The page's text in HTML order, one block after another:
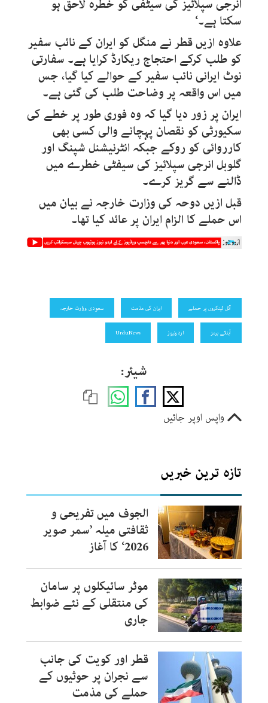
انرجی سپلائیز کی سیٹفی کو خطرہ لاحق ہو
سکتا ہے۔‘
علاوہ ازیں قطر نے منگل کو ایران کے نائب سفیر
کو طلب کرکے احتجاج ریکارڈ کرایا ہے۔ سفارتی
نوٹ ایرانی نائب سفیر کے حوالے کیا گیا، جس
میں اس واقعہ پر وضاحت طلب کی گئی ہے۔
ایران پر زور دیا گیا کہ وہ فوری طور پر خطے کی
سکیورٹی کو نقصان پہچانے والی کسی بھی
کارروائی کو روکے جبکہ انٹرنیشنل شپنگ اور
گلوبل انرجی سپلائیز کی سیفٹی خطرے میں
ڈالنے سے گریز کرے۔
قبل ازیں دوحہ کی وزارت خارجہ نے بیان میں
اس حملے کا الزام ایران پر عائد کیا تھا۔
آئل ٹینکروں پر حملے ایران کی مذمت سعودی وزارت خارجہ
آبنائے ہرمز اردونیوز UrduNews
شیئر:
واپس اوپر جائیں
تازہ ترین خبریں
الجوف میں تفریحی و
ثقافتی میلہ ’سمر صویر
2026‘ کا آغاز
موٹر سائیکلوں پر سامان
کی منتقلی کے نئے ضوابط
جاری
قطر اور کویت کی جانب
سے نجران پر حوثیوں کے
حملے کی مذمت